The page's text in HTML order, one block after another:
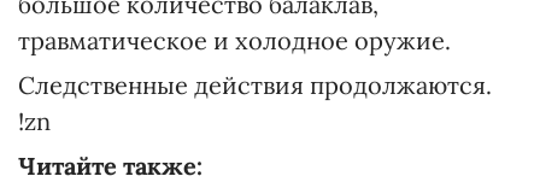
травматическое и холодное оружие.
Следственные действия продолжаются.
!zn
Читайте также: